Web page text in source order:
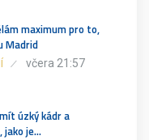
maximum pro to,
Madrid
včera 21:57
úzký kádr a
jako je…